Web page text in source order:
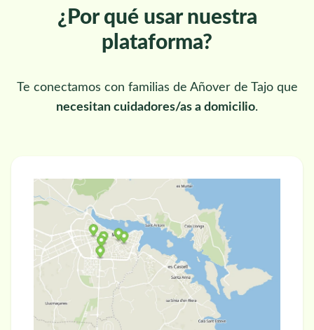
¿Por qué usar nuestra
plataforma?
Te conectamos con familias de Añover de Tajo que
necesitan cuidadores/as a domicilio.